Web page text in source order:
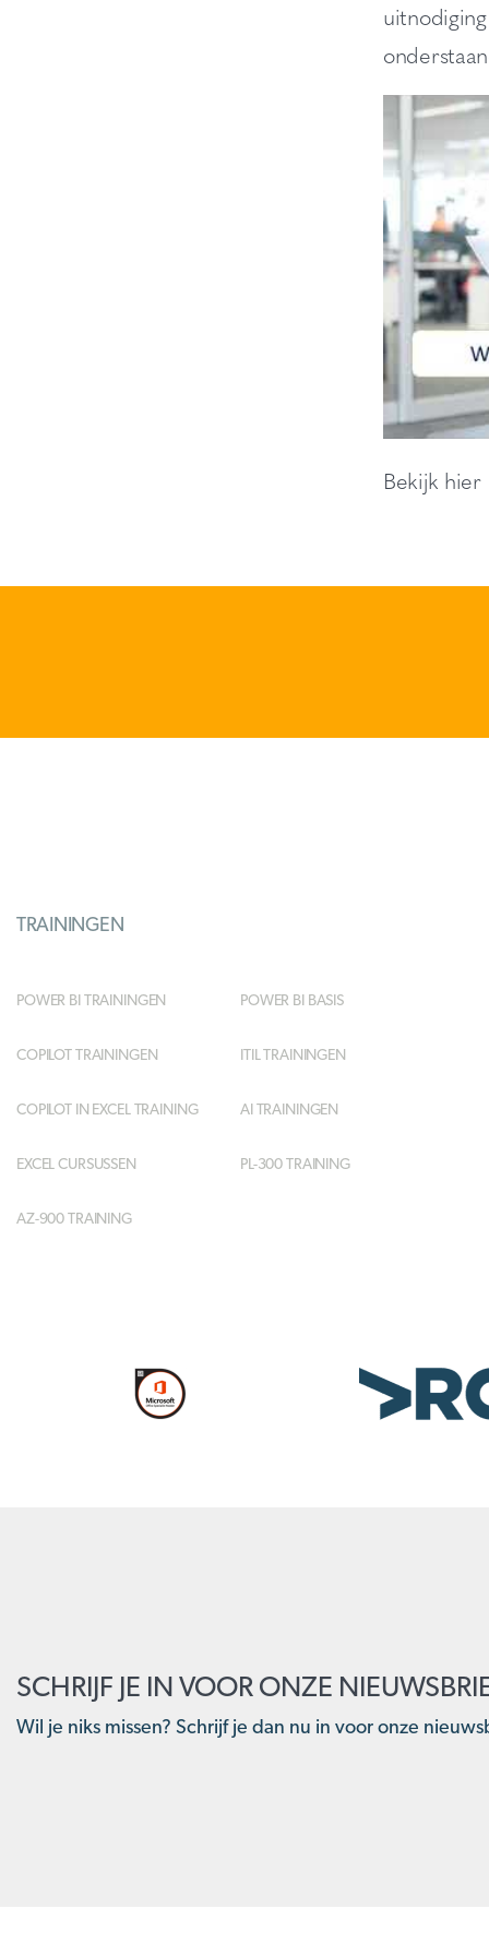
Bekijk
TRAININGEN
POWER BI TRAININGEN POWER BI BASIS
COPILOT TRAININGEN ITIL TRAININGEN
COPILOT IN EXCEL TRAINING AI TRAININGEN
EXCEL CURSUSSEN PL-300 TRAINING
AZ-900 TRAINING
SCHRIJF JE IN VOOR ONZE
Wil je niks missen? Schrijf je dan nu in voor onze